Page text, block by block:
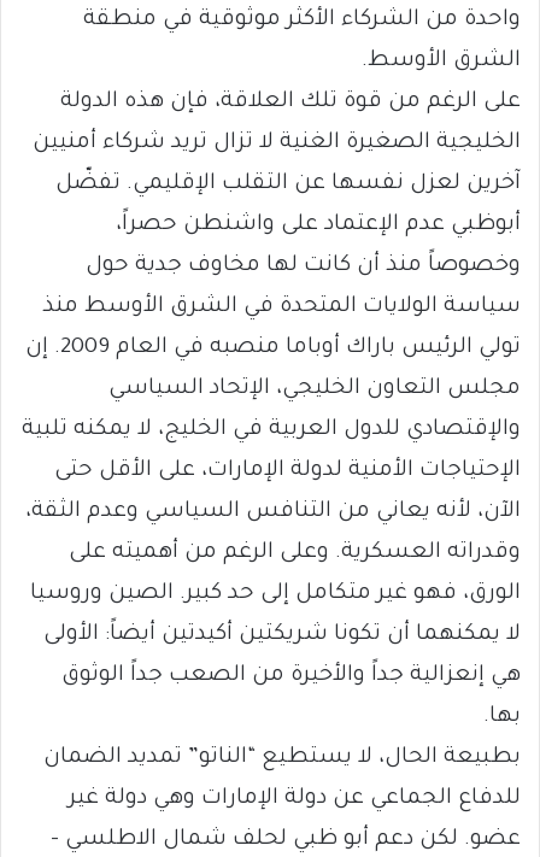
واحدة من الشركاء الأكثر موثوقية في منطقة
الشرق الأوسط.
على الرغم من قوة تلك العلاقة، فإن هذه الدولة
الخليجية الصغيرة الغنية لا تزال تريد شركاء أمنيين
آخرين لعزل نفسها عن التقلب الإقليمي. تفضّل
أبوظبي عدم الإعتماد على واشنطن حصراً،
وخصوصاً منذ أن كانت لها مخاوف جدية حول
سياسة الولايات المتحدة في الشرق الأوسط منذ
تولي الرئيس باراك أوباما منصبه في العام 2009. إن
مجلس التعاون الخليجي، الإتحاد السياسي
والإقتصادي للدول العربية في الخليج، لا يمكنه تلبية
الإحتياجات الأمنية لدولة الإمارات، على الأقل حتى
الآن، لأنه يعاني من التنافس السياسي وعدم الثقة،
وقدراته العسكرية. وعلى الرغم من أهميته على
الورق، فهو غير متكامل إلى حد كبير. الصين وروسيا
لا يمكنهما أن تكونا شريكتين أكيدتين أيضاً: الأولى
هي إنعزالية جداً والأخيرة من الصعب جداً الوثوق
بها.
بطبيعة الحال، لا يستطيع “الناتو” تمديد الضمان
للدفاع الجماعي عن دولة الإمارات وهي دولة غير
عضو. لكن دعم أبو ظبي لحلف شمال الاطلسي –